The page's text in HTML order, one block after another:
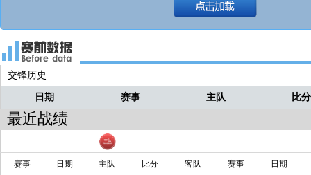
交锋历史
日期 赛事 主队 比分
最近战绩
赛事 日期 主队 比分 客队 赛事 日期